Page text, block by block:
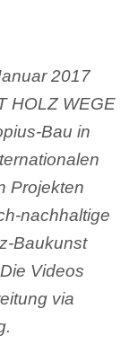
2017
HOLZ WEGE
Bau in
Projekten
nachhaltige
Baukunst
Videos
via